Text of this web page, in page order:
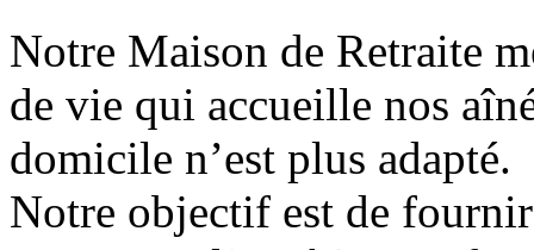
Notre Maison de Retraite
de vie qui accueille nos
domicile n’est plus adapté.
Notre objectif est de